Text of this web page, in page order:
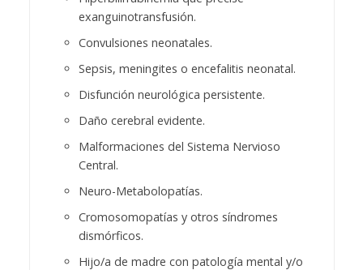
exanguinotransfusión.
Convulsiones neonatales.
Sepsis, meningites o encefalitis neonatal.
Disfunción neurológica persistente.
Daño cerebral evidente.
Malformaciones del Sistema Nervioso
Central.
Neuro-Metabolopatías.
Cromosomopatías y otros síndromes
dismórficos.
Hijo/a de madre con patología mental y/o